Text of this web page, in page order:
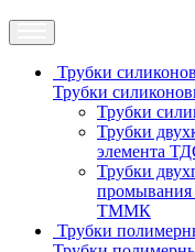
Трубки
Трубки
Трубки
Трубки
элемента
Трубки
промывания
ТММК
Трубки